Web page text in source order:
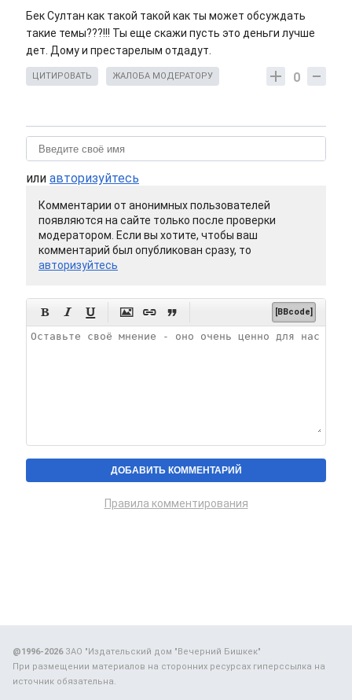
Бек Султан как такой такой как ты может обсуждать
такие темы???!!! Ты еще скажи пусть это деньги лучше
дет. Дому и престарелым отдадут.
0
ЦИТИРОВАТЬ ЖАЛОБА МОДЕРАТОРУ
или авторизуйтесь
Комментарии от анонимных пользователей
появляются на сайте только после проверки
модератором. Если вы хотите, чтобы ваш
комментарий был опубликован сразу, то
авторизуйтесь
      [BBcode]
Правила комментирования
@1996-2026ЗАО "Издательский дом "Вечерний Бишкек"
При размещении материалов на сторонних ресурсах гиперссылка на
источник обязательна.